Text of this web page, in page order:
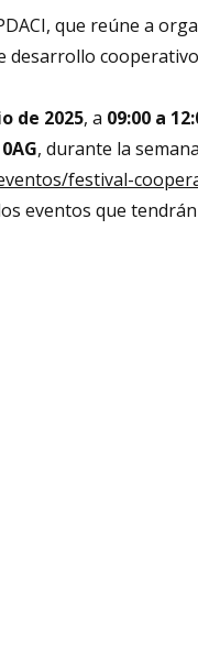
que reúne a
desarrollo
de 2025, a 09:00 a
, durante la
festival-
eventos que